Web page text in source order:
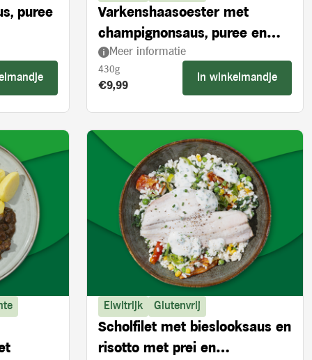
puree
Varkenshaasoester met
champignonsaus, puree en
broccoli
Meer informatie
430g
Product prijs:
€9,99
In winkelmandje
Eiwitrijk Glutenvrij
Scholfilet met bieslooksaus en
risotto met prei en